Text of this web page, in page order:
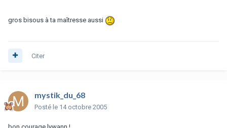
gros bisous à ta maîtresse aussi
Citer
mystik_du_68
Posté le 14 octobre 2005